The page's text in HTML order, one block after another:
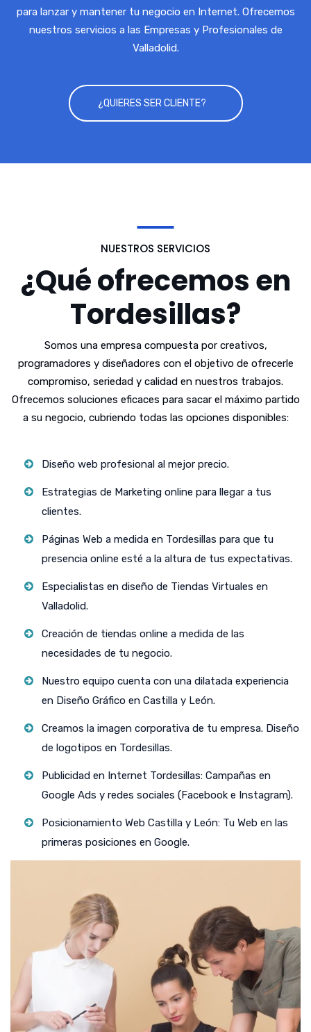
para lanzar y mantener tu negocio en Internet. Ofrecemos
nuestros servicios a las Empresas y Profesionales de
Valladolid.
¿QUIERES SER CLIENTE?
NUESTROS SERVICIOS
¿Qué ofrecemos en
Tordesillas?
Somos una empresa compuesta por creativos,
programadores y diseñadores con el objetivo de ofrecerle
compromiso, seriedad y calidad en nuestros trabajos.
Ofrecemos soluciones eficaces para sacar el máximo partido
a su negocio, cubriendo todas las opciones disponibles:
Diseño web profesional al mejor precio.
Estrategias de Marketing online para llegar a tus
clientes.
Páginas Web a medida en Tordesillas para que tu
presencia online esté a la altura de tus expectativas.
Especialistas en diseño de Tiendas Virtuales en
Valladolid.
Creación de tiendas online a medida de las
necesidades de tu negocio.
Nuestro equipo cuenta con una dilatada experiencia
en Diseño Gráfico en Castilla y León.
Creamos la imagen corporativa de tu empresa. Diseño
de logotipos en Tordesillas.
Publicidad en Internet Tordesillas: Campañas en
Google Ads y redes sociales (Facebook e Instagram).
Posicionamiento Web Castilla y León: Tu Web en las
primeras posiciones en Google.